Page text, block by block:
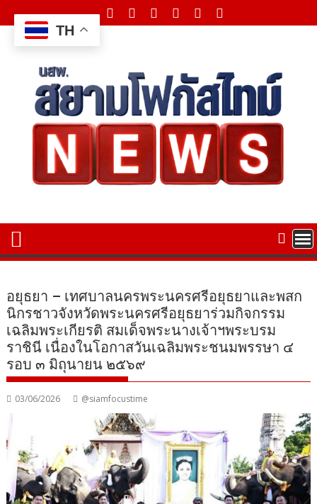
to
content
อยุธยา – เทศบาลนครพระนครศรีอยุธยาและพสก
นิกรชาวจังหวัดพระนครศรีอยุธยาร่วมกิจกรรม
เฉลิมพระเกียรติ สมเด็จพระนางเจ้าฯพระบรม
ราชินี เนื่องในโอกาสวันเฉลิมพระชนมพรรษา ๔
รอบ ๓ มิถุนายน ๒๕๖๙
03/06/2026 @siamfocustime
TH